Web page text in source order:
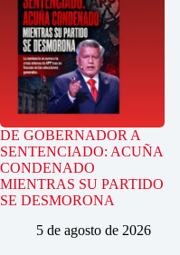
DE GOBERNADOR A
SENTENCIADO: ACUÑA
CONDENADO
MIENTRAS SU PARTIDO
SE DESMORONA
5 de agosto de 2026